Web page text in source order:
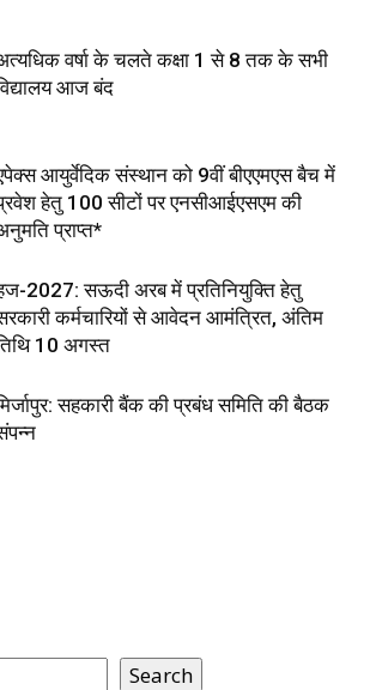
वर्षा के चलते कक्षा 1 से 8 तक के सभी
आज बंद
आयुर्वेदिक संस्थान को 9वीं बीएएमएस बैच में
हेतु 100 सीटों पर एनसीआईएसएम की
प्राप्त*
2027: सऊदी अरब में प्रतिनियुक्ति हेतु
कर्मचारियों से आवेदन आमंत्रित, अंतिम
10 अगस्त
सहकारी बैंक की प्रबंध समिति की बैठक
Search